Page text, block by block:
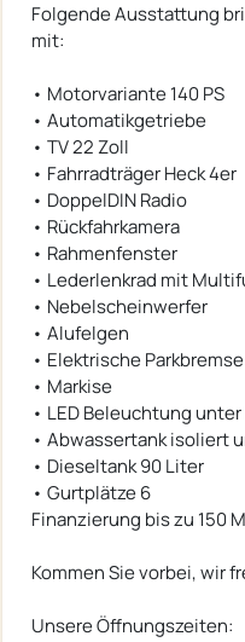
Folgende Ausstattung
mit:
• Motorvariante 140 PS
• Automatikgetriebe
• TV 22 Zoll
• Fahrradträger Heck 4er
• DoppelDIN Radio
• Rückfahrkamera
• Rahmenfenster
• Lederlenkrad mit
• Nebelscheinwerfer
• Alufelgen
• Elektrische Parkbremse
• Markise
• LED Beleuchtung
• Abwassertank isoliert
• Dieseltank 90 Liter
• Gurtplätze 6
Finanzierung bis zu 150
Kommen Sie vorbei, wir
Unsere Öffnungszeiten: